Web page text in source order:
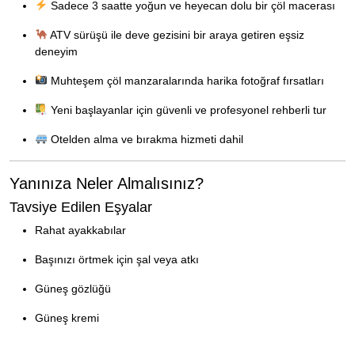
Sadece 3 saatte yoğun ve heyecan dolu bir çöl macerası
ATV sürüşü ile deve gezisini bir araya getiren eşsiz
deneyim
Muhteşem çöl manzaralarında harika fotoğraf fırsatları
Yeni başlayanlar için güvenli ve profesyonel rehberli tur
Otelden alma ve bırakma hizmeti dahil
Yanınıza Neler Almalısınız?
Tavsiye Edilen Eşyalar
Rahat ayakkabılar
Başınızı örtmek için şal veya atkı
Güneş gözlüğü
Güneş kremi